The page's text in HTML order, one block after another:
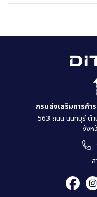
กรมส่งเสริมการค้า
563 ถนน นนทบุรี ตำ
จังห